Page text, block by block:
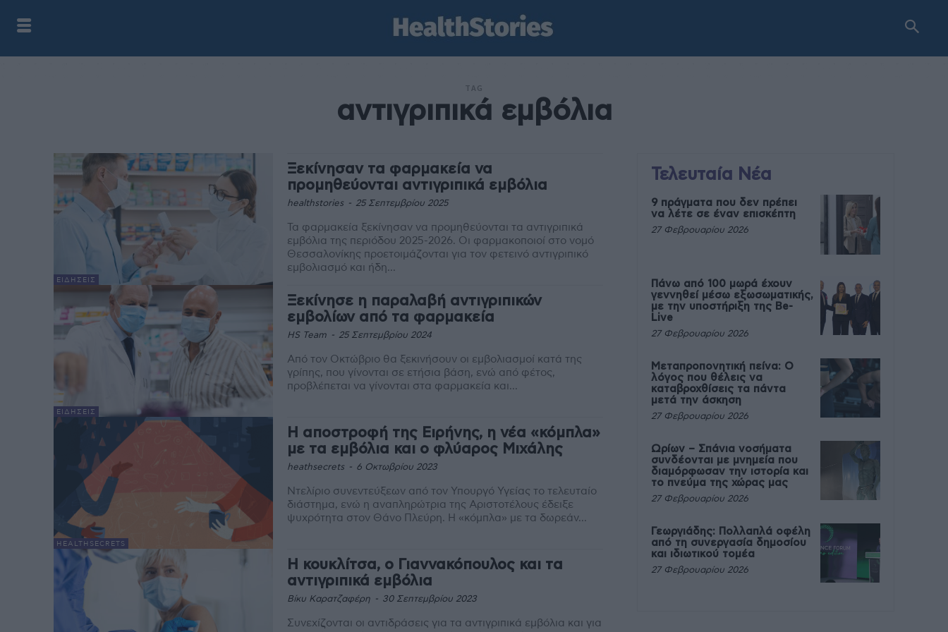
TAG
αντιγριπικά εμβόλια
ΕΙΔΉΣΕΙΣ
Ξεκίνησαν τα φαρμακεία να
προμηθεύονται αντιγριπικά εμβόλια
healthstories - 25 Σεπτεμβρίου 2025
Τα φαρμακεία ξεκίνησαν να προμηθεύονται τα αντιγριπικά
εμβόλια της περιόδου 2025-2026. Οι φαρμακοποιοί στο νομό
Θεσσαλονίκης προετοιμάζονται για τον φετεινό αντιγριπικό
εμβολιασμό και ήδη...
ΕΙΔΉΣΕΙΣ
Ξεκίνησε η παραλαβή αντιγριπικών
εμβολίων από τα φαρμακεία
HS Team - 25 Σεπτεμβρίου 2024
Από τον Οκτώβριο θα ξεκινήσουν οι εμβολιασμοί κατά της
γρίπης, που γίνονται σε ετήσια βάση, ενώ από φέτος,
προβλέπεται να γίνονται στα φαρμακεία και...
HEALTHSECRETS
Η αποστροφή της Ειρήνης, η νέα «κόμπλα»
με τα εμβόλια και ο φλύαρος Μιχάλης
heathsecrets - 6 Οκτωβρίου 2023
Ντελίριο συνεντεύξεων από τον Υπουργό Υγείας το τελευταίο
διάστημα, ενώ η αναπληρώτρια της Αριστοτέλους έδειξε
ψυχρότητα στον Θάνο Πλεύρη. Η «κόμπλα» με τα δωρεάν...
Η κουκλίτσα, ο Γιαννακόπουλος και τα
αντιγριπικά εμβόλια
Βίκυ Καρατζαφέρη - 30 Σεπτεμβρίου 2023
Συνεχίζονται οι αντιδράσεις για τα αντιγριπικά εμβόλια και για
Τελευταία Νέα
9 πράγματα που δεν πρέπει
να λέτε σε έναν επισκέπτη
27 Φεβρουαρίου 2026
Πάνω από 100 μωρά έχουν
γεννηθεί μέσω εξωσωματικής,
με την υποστήριξη της Be-
Live
27 Φεβρουαρίου 2026
Μεταπροπονητική πείνα: Ο
λόγος που θέλεις να
καταβροχθίσεις τα πάντα
μετά την άσκηση
27 Φεβρουαρίου 2026
Ωρίων – Σπάνια νοσήματα
συνδέονται με μνημεία που
διαμόρφωσαν την ιστορία και
το πνεύμα της χώρας μας
27 Φεβρουαρίου 2026
Γεωργιάδης: Πολλαπλά οφέλη
από τη συνεργασία δημοσίου
και ιδιωτικού τομέα
27 Φεβρουαρίου 2026